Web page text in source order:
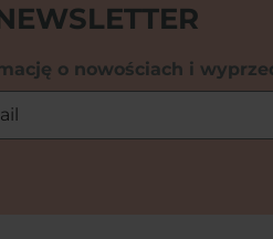
o nowościach i